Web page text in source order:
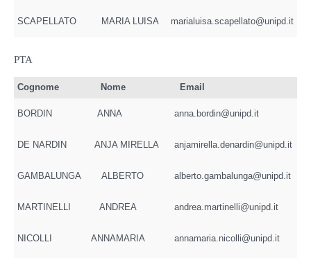
SCAPELLATO MARIA LUISA marialuisa.scapellato@unipd.it
PTA
Cognome Nome Email
BORDIN ANNA anna.bordin@unipd.it
DE NARDIN ANJA MIRELLA anjamirella.denardin@unipd.it
GAMBALUNGA ALBERTO alberto.gambalunga@unipd.it
MARTINELLI ANDREA andrea.martinelli@unipd.it
NICOLLI ANNAMARIA annamaria.nicolli@unipd.it